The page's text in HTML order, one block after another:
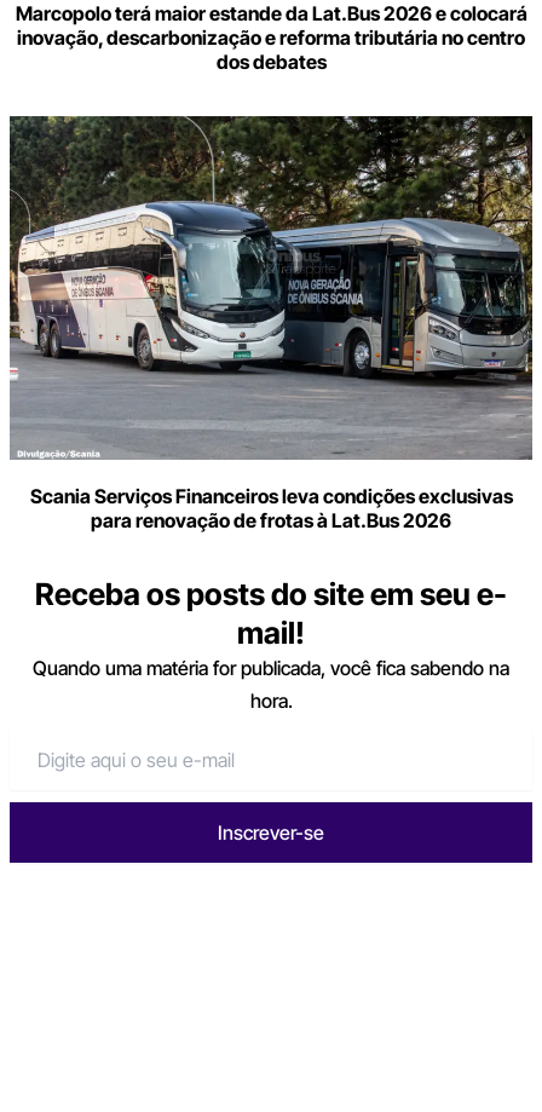
Marcopolo terá maior estande da Lat.Bus 2026 e colocará
inovação, descarbonização e reforma tributária no centro
dos debates
Scania Serviços Financeiros leva condições exclusivas
para renovação de frotas à Lat.Bus 2026
Receba os posts do site em seu e-
mail!
Quando uma matéria for publicada, você fica sabendo na
hora.
Inscrever-se